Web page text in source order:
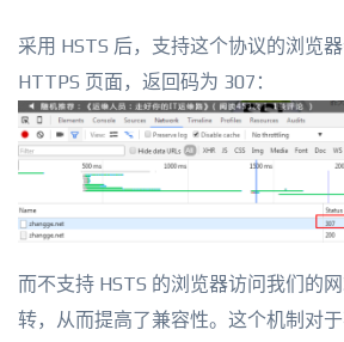
采用 HSTS 后，支持这个协议的浏览
HTTPS 页面，返回码为 307：
而不支持 HSTS 的浏览器访问我们的
转，从而提高了兼容性。这个机制对